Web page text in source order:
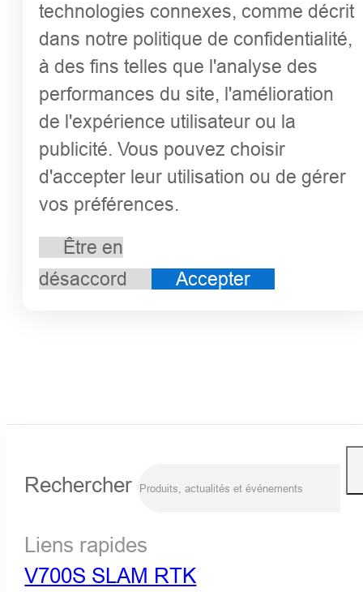
technologies connexes, comme décrit
dans notre politique de confidentialité,
à des fins telles que l'analyse des
performances du site, l'amélioration
de l'expérience utilisateur ou la
publicité. Vous pouvez choisir
d'accepter leur utilisation ou de gérer
vos préférences.
Être en
désaccord
Accepter
Rechercher
Liens rapides
V700S SLAM RTK